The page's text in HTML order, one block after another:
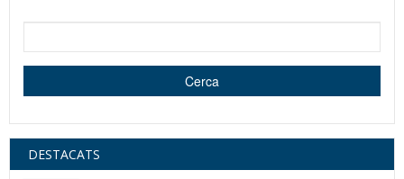
Cerca
DESTACATS